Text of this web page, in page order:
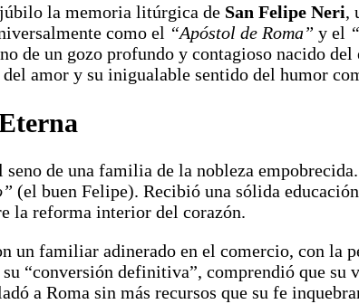
la memoria litúrgica de San Felipe Neri,
como el “Apóstol de Roma” y el
de un gozo profundo y contagioso nacido
amor y su inigualable sentido del humor
de una familia de la nobleza
(el buen Felipe). Recibió una sólida
la reforma interior del corazón.
un familiar adinerado en el comercio, con la
“conversión definitiva”, comprendió que su
a Roma sin más recursos que su fe